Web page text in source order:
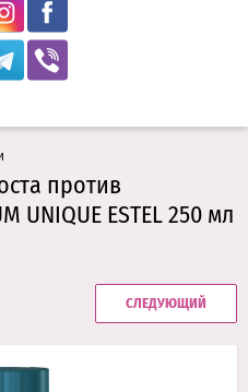
против
UNIQUE ESTEL 250 мл
СЛЕДУЮЩИЙ